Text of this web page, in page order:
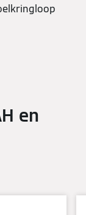
en